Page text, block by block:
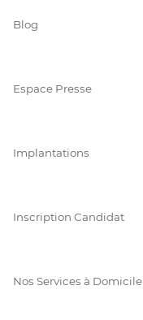
Blog
Espace Presse
Implantations
Inscription Candidat
Nos Services à Domicile